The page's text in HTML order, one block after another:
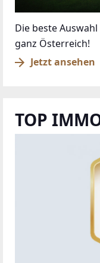
Die beste
ganz Österreich!
Jetzt ansehen
TOP